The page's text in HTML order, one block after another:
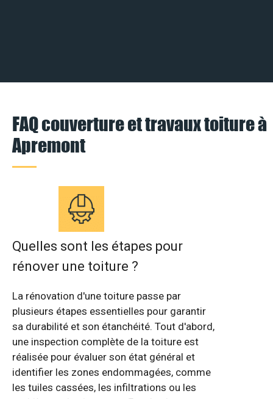
FAQ couverture et travaux toiture à
Apremont
Quelles sont les étapes pour
rénover une toiture ?
La rénovation d'une toiture passe par
plusieurs étapes essentielles pour garantir
sa durabilité et son étanchéité. Tout d'abord,
une inspection complète de la toiture est
réalisée pour évaluer son état général et
identifier les zones endommagées, comme
les tuiles cassées, les infiltrations ou les